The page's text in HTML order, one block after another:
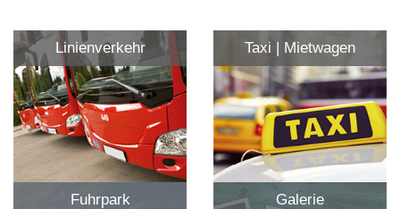
Linienverkehr Taxi | Mietwagen
Fuhrpark Galerie